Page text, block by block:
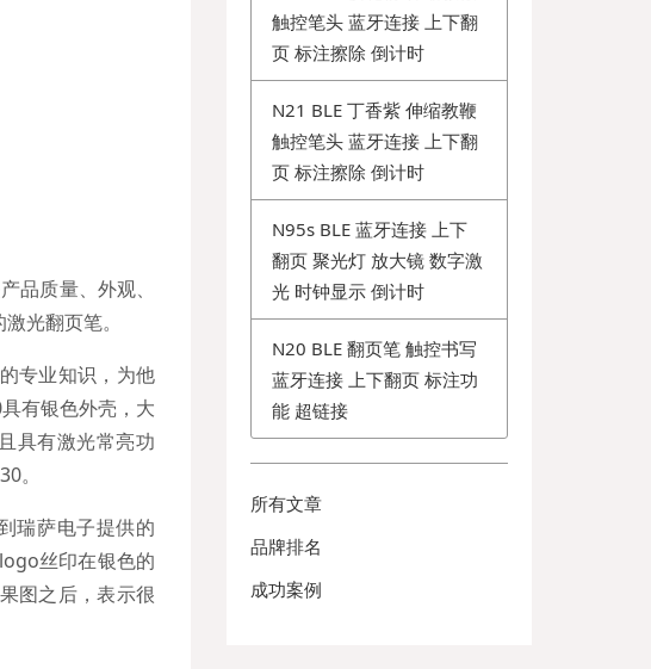
品质量、外观、
光翻页笔。
专业知识，为他
有银色外壳，大
具有激光常亮功
。
瑞萨电子提供的
丝印在银色的
图之后，表示很
触控笔头 蓝牙连接 上下翻
页 标注擦除 倒计时
N21 BLE 丁香紫 伸缩教鞭
触控笔头 蓝牙连接 上下翻
页 标注擦除 倒计时
N95s BLE 蓝牙连接 上下
翻页 聚光灯 放大镜 数字激
光 时钟显示 倒计时
N20 BLE 翻页笔 触控书写
蓝牙连接 上下翻页 标注功
能 超链接
所有文章
品牌排名
成功案例